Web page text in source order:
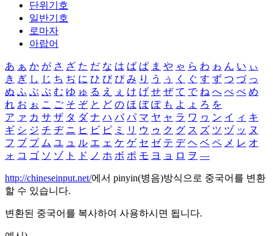
단위기호
일반기호
로마자
아랍어
あ ぁ か が さ ざ た だ な は ば ぱ ま や ゃ ら わ ゎ ん い ぃ
き ぎ し じ ち ぢ に ひ び ぴ み り う ぅ く ぐ す ず つ づ っ
ぬ ふ ぶ ぷ む ゆ ゅ る え ぇ け げ せ ぜ て で ね へ べ ぺ め
れ お ぉ こ ご そ ぞ と ど の ほ ぼ ぽ も よ ょ ろ を
ア ァ カ サ ザ タ ダ ナ ハ バ パ マ ヤ ャ ラ ワ ヮ ン イ ィ キ
ギ シ ジ チ ヂ ニ ヒ ビ ピ ミ リ ウ ゥ ク グ ス ズ ツ ヅ ッ ヌ
フ ブ プ ム ユ ュ ル エ ェ ケ ゲ セ ゼ テ デ ヘ ベ ペ メ レ オ
ォ コ ゴ ソ ゾ ト ド ノ ホ ボ ポ モ ヨ ョ ロ ヲ ―
http://chineseinput.net/에서 pinyin(병음)방식으로 중국어를 변환
할 수 있습니다.
변환된 중국어를 복사하여 사용하시면 됩니다.